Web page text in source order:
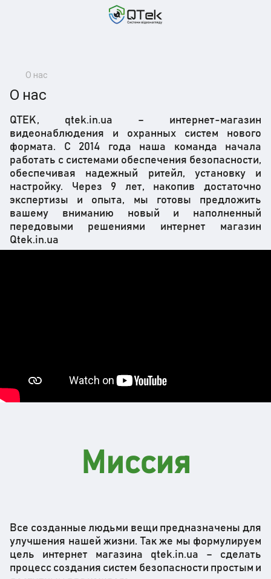
О нас
О нас
QTEK, qtek.in.ua – интернет-магазин
видеонаблюдения и охранных систем нового
формата. С 2014 года наша команда начала
работать с системами обеспечения безопасности,
обеспечивая надежный ритейл, установку и
настройку. Через 9 лет, накопив достаточно
экспертизы и опыта, мы готовы предложить
вашему вниманию новый и наполненный
передовыми решениями интернет магазин
Qtek.in.ua
Миссия
Все созданные людьми вещи предназначены для
улучшения нашей жизни. Так же мы формулируем
цель интернет магазина qtek.in.ua – сделать
процесс создания систем безопасности простым и